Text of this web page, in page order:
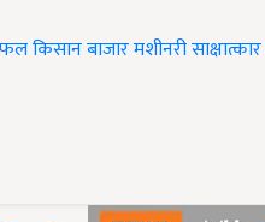
किसानबाजारमशीनरीसाक्षात्कार